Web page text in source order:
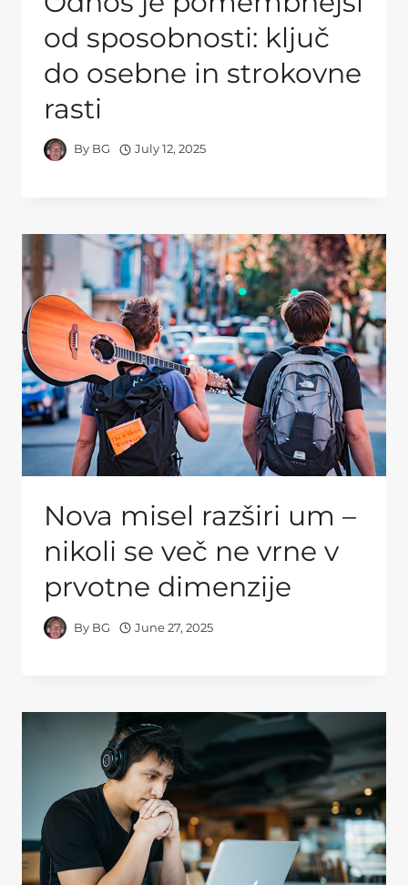
od sposobnosti: ključ
do osebne in strokovne
rasti
By BG July 12, 2025
Nova misel razširi um –
nikoli se več ne vrne v
prvotne dimenzije
By BG June 27, 2025